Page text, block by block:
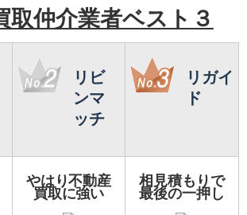
取仲介業者ベスト３
リビ
ンマ
ッチ
リガイ
ド
やはり不動産
買取に強い
相見積もりで
最後の一押し